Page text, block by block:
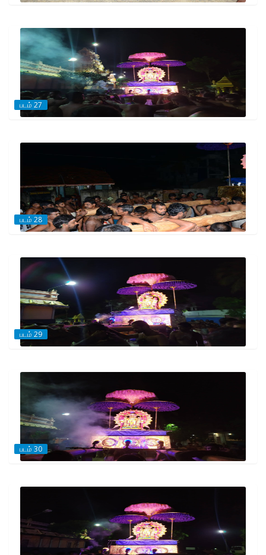
படம் 27
படம் 28
படம் 29
படம் 30